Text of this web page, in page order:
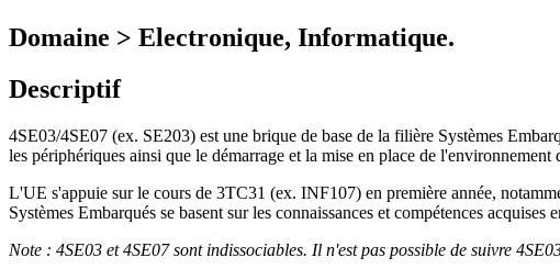
Domaine > Electronique, Informatique.
Descriptif
4SE03/4SE07 (ex. SE203) est une brique de base de la filière Systèmes
les périphériques ainsi que le démarrage et la mise en place de
L'UE s'appuie sur le cours de 3TC31 (ex. INF107) en première année,
Systèmes Embarqués se basent sur les connaissances et compétences
Note : 4SE03 et 4SE07 sont indissociables. Il n'est pas possible de suivre